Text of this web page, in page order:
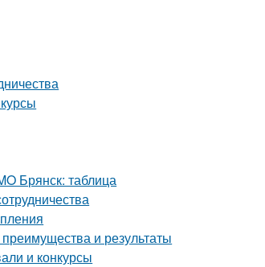
Брянск: таблица
и результаты
и конкурсы